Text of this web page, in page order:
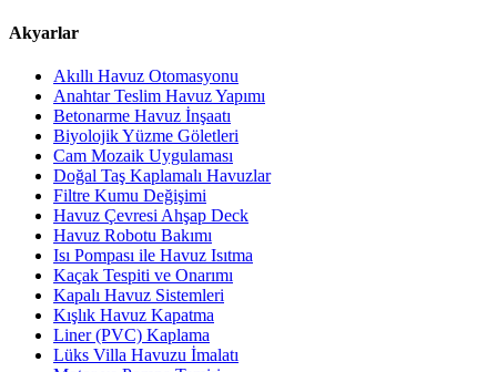
Akyarlar
Akıllı Havuz Otomasyonu
Anahtar Teslim Havuz Yapımı
Betonarme Havuz İnşaatı
Biyolojik Yüzme Göletleri
Cam Mozaik Uygulaması
Doğal Taş Kaplamalı Havuzlar
Filtre Kumu Değişimi
Havuz Çevresi Ahşap Deck
Havuz Robotu Bakımı
Isı Pompası ile Havuz Isıtma
Kaçak Tespiti ve Onarımı
Kapalı Havuz Sistemleri
Kışlık Havuz Kapatma
Liner (PVC) Kaplama
Lüks Villa Havuzu İmalatı